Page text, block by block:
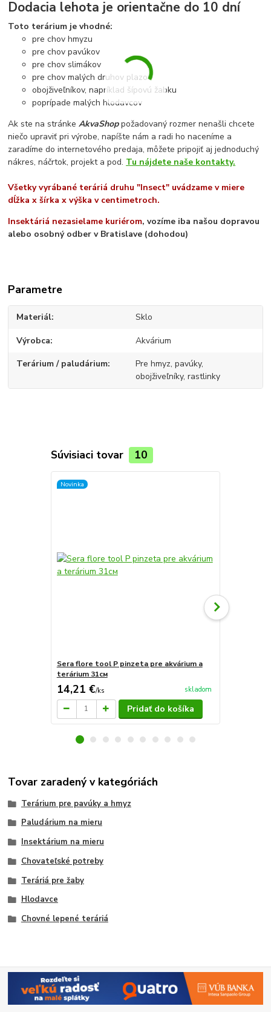
Dodacia lehota je orientačne do 10 dní
Toto terárium je vhodné:
pre chov hmyzu
pre chov pavúkov
pre chov slimákov
pre chov malých druhov plazov
obojživeľníkov, napríklad šípovú žabku
poprípade malých hlodavcov
Ak ste na stránkeAkvaShoppožadovaný rozmer nenašli chcete
niečo upraviť pri výrobe, napíšte nám a radi ho naceníme a
zaradíme do internetového predaja, môžete pripojiť aj jednoduchý
nákres, náčrtok, projekt a pod. Tu nájdete naše kontakty.
Všetky vyrábané teráriá druhu "Insect" uvádzame v miere
dĺžka x šírka x výška v centimetroch.
Insektáriá nezasielame kuriérom, vozíme iba našou dopravou
alebo osobný odber v Bratislave (dohodou)
Parametre
Materiál Sklo
Výrobca Akvárium
Terárium / paludárium
Pre hmyz, pavúky,
obojživeľníky, rastlinky
Súvisiaci tovar 10
Novinka
Sera flore tool P pinzeta pre akvárium a
terárium 31см
14,21 €/ks skladom
Pridať do košíka
Tovar zaradený v kategóriách
Terárium pre pavúky a hmyz
Paludárium na mieru
Insektárium na mieru
Chovateľské potreby
Teráriá pre žaby
Hlodavce
Chovné lepené teráriá